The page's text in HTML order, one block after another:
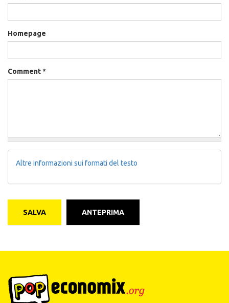
Homepage
Comment*
Altre informazioni sui formati del testo
SALVA ANTEPRIMA